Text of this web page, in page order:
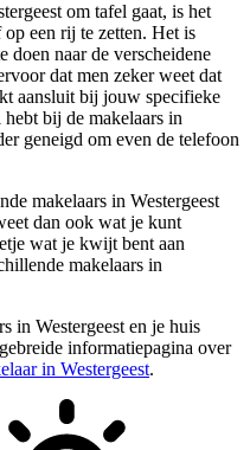
om tafel gaat, is het
een rij te zetten. Het is
doen naar de verscheidene
dat men zeker weet dat
aansluit bij jouw specifieke
bij de makelaars in
geneigd om even de telefoon
makelaars in Westergeest
dan ook wat je kunt
wat je kwijt bent aan
makelaars in
in Westergeest en je huis
informatiepagina over
in Westergeest.